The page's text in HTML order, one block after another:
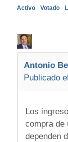
Activo Votado
Antonio
Publicado
Los
compra de
dependen